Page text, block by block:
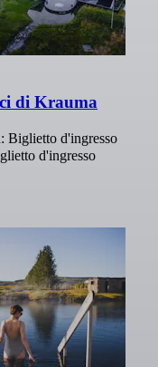
di Krauma
Biglietto d'ingresso
d'ingresso